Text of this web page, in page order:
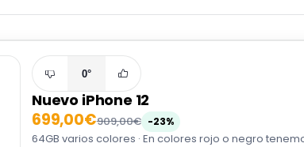
0°
Nuevo iPhone 12
699,00€909,00€ -23%
64GB varios colores · En colores rojo o negro